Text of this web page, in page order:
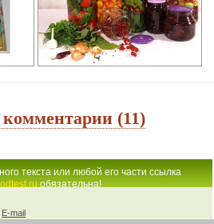
(11)
текста или любой его части ссылка
обязательна!
E-mail